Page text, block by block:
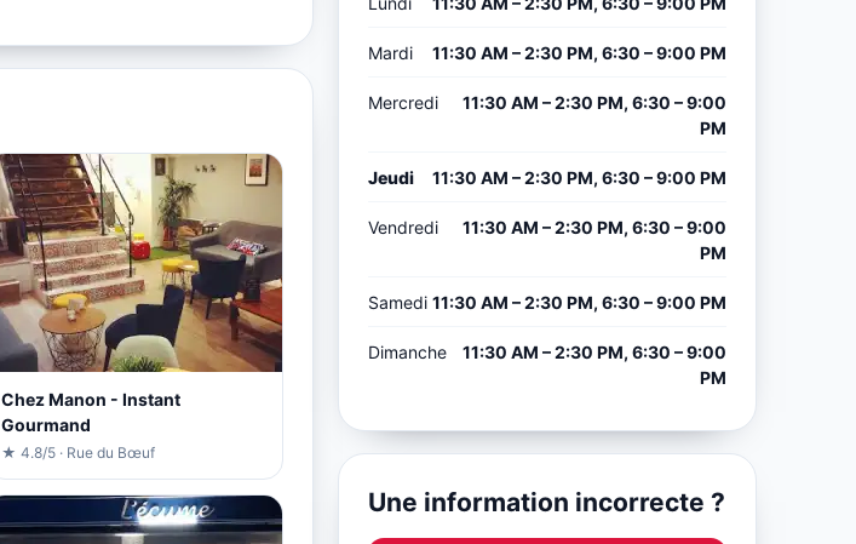
Chez Manon - Instant
Gourmand
★ 4.8/5 · Rue du Bœuf
Mardi 11:30 AM – 2:30 PM, 6:30 – 9:00 PM
Mercredi
11:30 AM – 2:30 PM, 6:30 – 9:00
PM
Jeudi 11:30 AM – 2:30 PM, 6:30 – 9:00 PM
Vendredi
11:30 AM – 2:30 PM, 6:30 – 9:00
PM
Samedi 11:30 AM – 2:30 PM, 6:30 – 9:00 PM
Dimanche
11:30 AM – 2:30 PM, 6:30 – 9:00
PM
Une information incorrecte ?